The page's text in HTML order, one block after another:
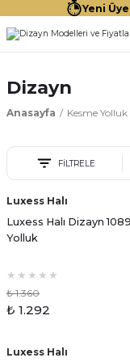
Yeni
Dizayn
Anasayfa Kesme Yolluk
FİLTRELE
Luxess Halı
Luxess Halı Dizayn
Yolluk
₺ 1.360
₺ 1.292
Luxess Halı